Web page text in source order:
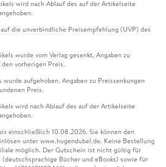
wird nach Ablauf des auf der Artikelseite
die unverbindliche Preisempfehlung (UVP) des
wurde vom Verlag gesenkt. Angaben zu
vorherigen Preis.
aufgehoben. Angaben zu Preissenkungen
Preis.
wird nach Ablauf des auf der Artikelseite
einschließlich 10.08.2026. Sie können den
unter www.hugendubel.de. Keine Bestellung
möglich. Der Gutschein ist nicht gültig für
Bücher und eBooks) sowie für